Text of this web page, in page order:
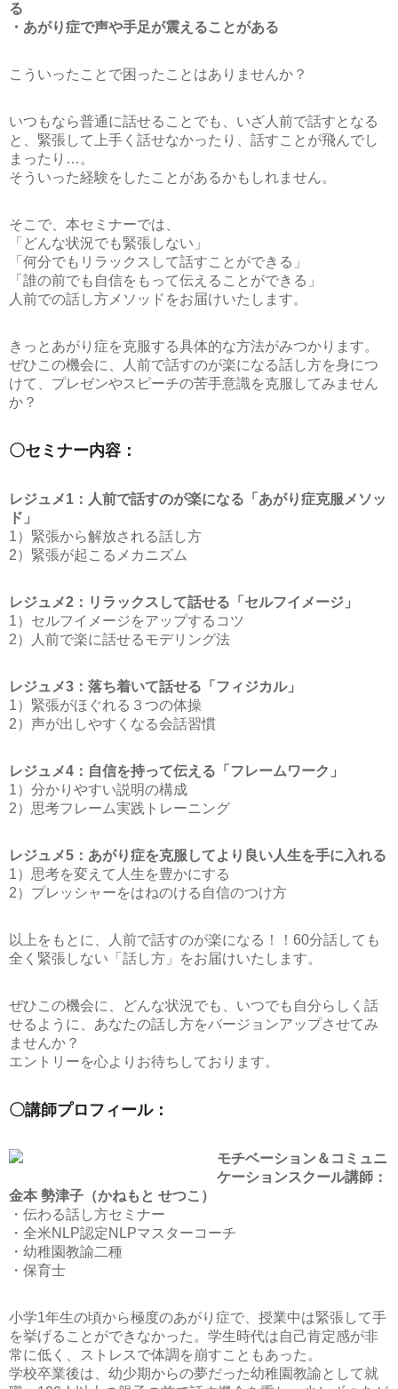
る
・あがり症で声や手足が震えることがある
こういったことで困ったことはありませんか？
いつもなら普通に話せることでも、いざ人前で話すとなる
と、緊張して上手く話せなかったり、話すことが飛んでし
まったり…。
そういった経験をしたことがあるかもしれません。
そこで、本セミナーでは、
「どんな状況でも緊張しない」
「何分でもリラックスして話すことができる」
「誰の前でも自信をもって伝えることができる」
人前での話し方メソッドをお届けいたします。
きっとあがり症を克服する具体的な方法がみつかります。
ぜひこの機会に、人前で話すのが楽になる話し方を身につ
けて、プレゼンやスピーチの苦手意識を克服してみません
か？
〇セミナー内容：
レジュメ1：人前で話すのが楽になる「あがり症克服メソッ
ド」
1）緊張から解放される話し方
2）緊張が起こるメカニズム
レジュメ2：リラックスして話せる「セルフイメージ」
1）セルフイメージをアップするコツ
2）人前で楽に話せるモデリング法
レジュメ3：落ち着いて話せる「フィジカル」
1）緊張がほぐれる３つの体操
2）声が出しやすくなる会話習慣
レジュメ4：自信を持って伝える「フレームワーク」
1）分かりやすい説明の構成
2）思考フレーム実践トレーニング
レジュメ5：あがり症を克服してより良い人生を手に入れる
1）思考を変えて人生を豊かにする
2）プレッシャーをはねのける自信のつけ方
以上をもとに、人前で話すのが楽になる！！60分話しても
全く緊張しない「話し方」をお届けいたします。
ぜひこの機会に、どんな状況でも、いつでも自分らしく話
せるように、あなたの話し方をバージョンアップさせてみ
ませんか？
エントリーを心よりお待ちしております。
〇講師プロフィール：
モチベーション＆コミュニ
ケーションスクール講師：
金本 勢津子（かねもと せつこ）
・伝わる話し方セミナー
・全米NLP認定NLPマスターコーチ
・幼稚園教諭二種
・保育士
小学1年生の頃から極度のあがり症で、授業中は緊張して手
を挙げることができなかった。学生時代は自己肯定感が非
常に低く、ストレスで体調を崩すこともあった。
学校卒業後は、幼少期からの夢だった幼稚園教諭として就